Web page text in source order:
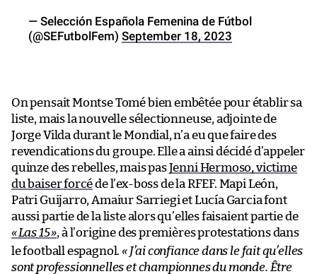
— Selección Española Femenina de Fútbol
(@SEFutbolFem) September 18, 2023
On pensait Montse Tomé bien embêtée pour établir sa
liste, mais la nouvelle sélectionneuse, adjointe de
Jorge Vilda durant le Mondial, n’a eu que faire des
revendications du groupe. Elle a ainsi décidé d’appeler
quinze des rebelles, mais pasJenni Hermoso, victime
du baiser forcéde l’ex-boss de la RFEF. Mapi León,
Patri Guijarro, Amaiur Sarriegi et Lucía Garcia font
aussi partie de la liste alors qu’elles faisaient partie de
«Las 15», à l’origine des premières protestations dans
le football espagnol.« J’ai confiance dans le fait qu’elles
sont professionnelles et championnes du monde. Être